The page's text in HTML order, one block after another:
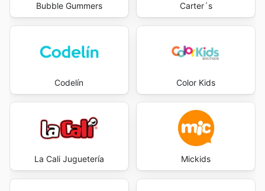
Bubble Gummers Carter´s
Codelín Color Kids
La Cali Juguetería Mickids